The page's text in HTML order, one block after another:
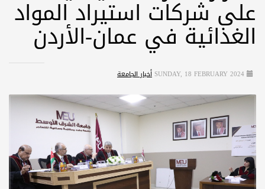
على شركات استيراد المواد
الغذائية في عمان-الأردن
SUNDAY, 18 FEBRUARY 2024 أخبار الجامعة